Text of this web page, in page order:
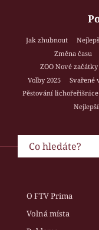
Jak zhubnout
Změna času
ZOO Nové začátky
Volby 2025
Svařené
Pěstování lichořeřišnice
O FTV Prima
Volná místa